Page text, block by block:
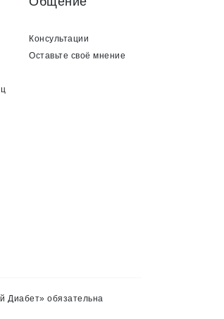
Консультации
Оставьте своё мнение
Диабет» обязательна